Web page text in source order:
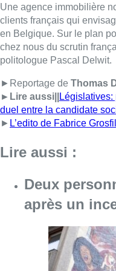
Deux
après un
09 août 2026